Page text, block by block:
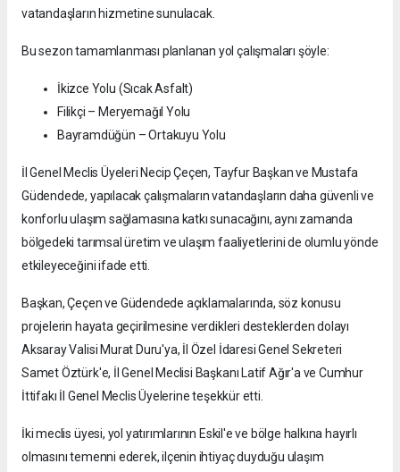
vatandaşların hizmetine sunulacak.
Bu sezon tamamlanması planlanan yol çalışmaları şöyle:
İkizce Yolu (Sıcak Asfalt)
Filikçi – Meryemağıl Yolu
Bayramdüğün – Ortakuyu Yolu
İl Genel Meclis Üyeleri Necip Çeçen, Tayfur Başkan ve Mustafa
Güdendede, yapılacak çalışmaların vatandaşların daha güvenli ve
konforlu ulaşım sağlamasına katkı sunacağını, aynı zamanda
bölgedeki tarımsal üretim ve ulaşım faaliyetlerini de olumlu yönde
etkileyeceğini ifade etti.
Başkan, Çeçen ve Güdendede açıklamalarında, söz konusu
projelerin hayata geçirilmesine verdikleri desteklerden dolayı
Aksaray Valisi Murat Duru'ya, İl Özel İdaresi Genel Sekreteri
Samet Öztürk'e, İl Genel Meclisi Başkanı Latif Ağır'a ve Cumhur
İttifakı İl Genel Meclis Üyelerine teşekkür etti.
İki meclis üyesi, yol yatırımlarının Eskil'e ve bölge halkına hayırlı
olmasını temenni ederek, ilçenin ihtiyaç duyduğu ulaşım